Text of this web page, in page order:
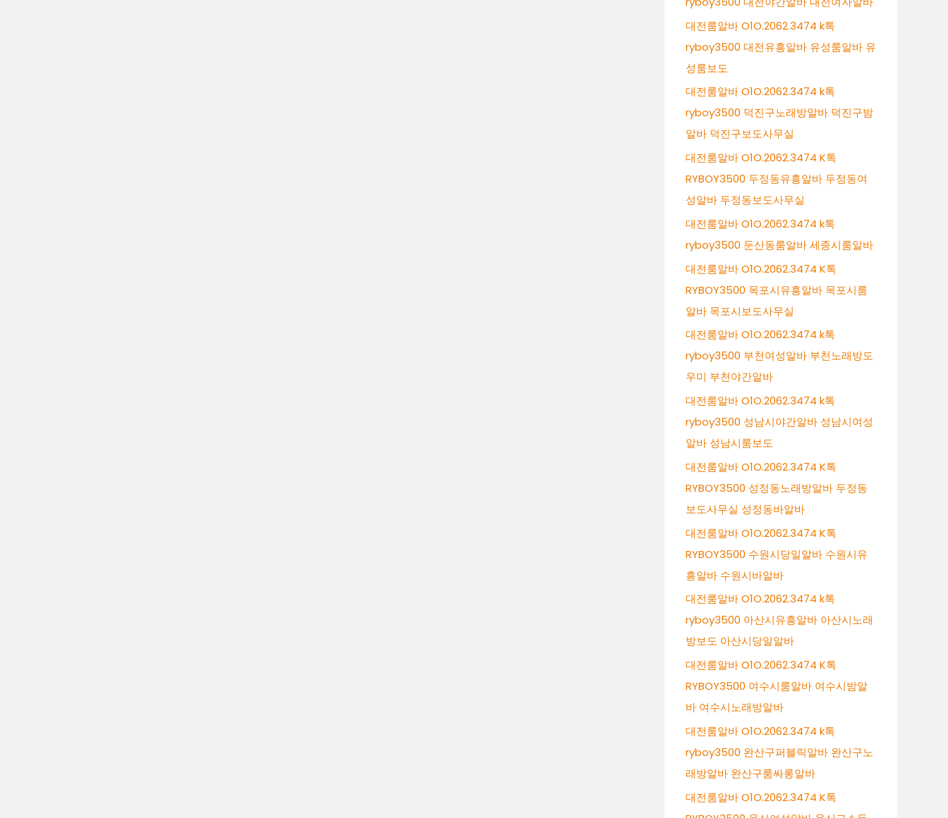
대전룸알바 O1O.2062.3474 k톡
ryboy3500 대전유흥알바 유성룸알바 유
성룸보도
대전룸알바 O1O.2062.3474 k톡
ryboy3500 덕진구노래방알바 덕진구밤
알바 덕진구보도사무실
대전룸알바 O1O.2062.3474 K톡
RYBOY3500 두정동유흥알바 두정동여
성알바 두정동보도사무실
대전룸알바 O1O.2062.3474 k톡
ryboy3500 둔산동룸알바 세종시룸알바
대전룸알바 O1O.2062.3474 K톡
RYBOY3500 목포시유흥알바 목포시룸
알바 목포시보도사무실
대전룸알바 O1O.2062.3474 k톡
ryboy3500 부천여성알바 부천노래방도
우미 부천야간알바
대전룸알바 O1O.2062.3474 k톡
ryboy3500 성남시야간알바 성남시여성
알바 성남시룸보도
대전룸알바 O1O.2062.3474 K톡
RYBOY3500 성정동노래방알바 두정동
보도사무실 성정동바알바
대전룸알바 O1O.2062.3474 K톡
RYBOY3500 수원시당일알바 수원시유
흥알바 수원시바알바
대전룸알바 O1O.2062.3474 k톡
ryboy3500 아산시유흥알바 아산시노래
방보도 아산시당일알바
대전룸알바 O1O.2062.3474 K톡
RYBOY3500 여수시룸알바 여수시밤알
바 여수시노래방알바
대전룸알바 O1O.2062.3474 k톡
ryboy3500 완산구퍼블릭알바 완산구노
래방알바 완산구룸싸롱알바
대전룸알바 O1O.2062.3474 K톡